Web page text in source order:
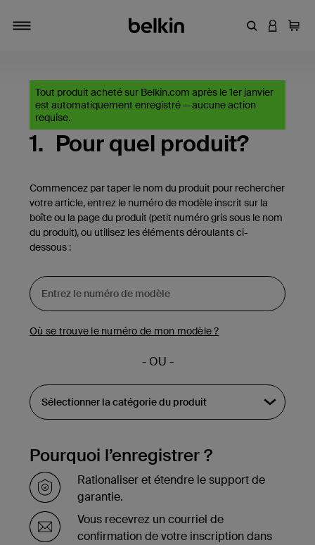
Entrez un
Tout produit acheté sur Belkin.com après le 1er janvier
est automatiquement enregistré — aucune action
requise.
1. Pour quel produit?
Commencez par taper le nom du produit pour rechercher
votre article, entrez le numéro de modèle inscrit sur la
boîte ou la page du produit (petit numéro gris sous le nom
du produit), ou utilisez les éléments déroulants ci-
dessous :
Où se trouve le numéro de mon modèle ?
- OU -
Pourquoi l’enregistrer ?
Rationaliser et étendre le support de
garantie.
Vous recevrez un courriel de
confirmation de votre inscription dans